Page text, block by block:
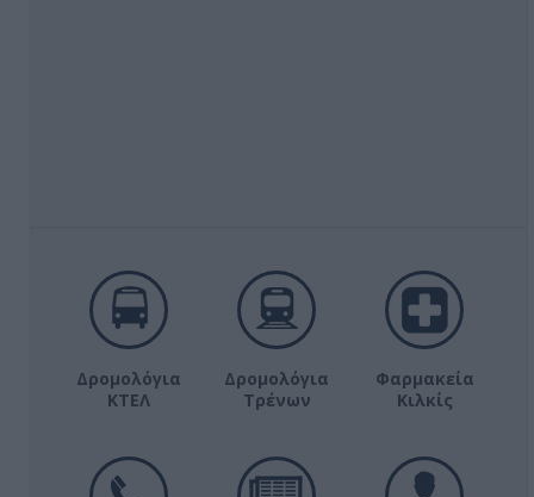
Δρομολόγια
ΚΤΕΛ
Δρομολόγια
Τρένων
Φαρμακεία
Κιλκίς